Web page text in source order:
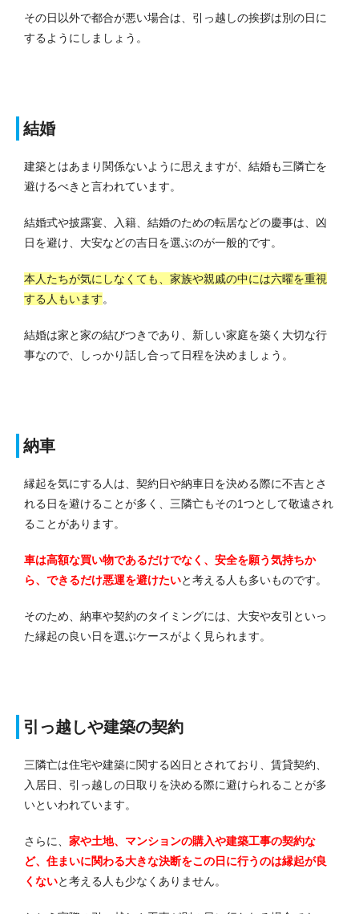
その日以外で都合が悪い場合は、引っ越しの挨拶は別の日に
するようにしましょう。
結婚
建築とはあまり関係ないように思えますが、結婚も三隣亡を
避けるべきと言われています。
結婚式や披露宴、入籍、結婚のための転居などの慶事は、凶
日を避け、大安などの吉日を選ぶのが一般的です。
本人たちが気にしなくても、家族や親戚の中には六曜を重視
する人もいます。
結婚は家と家の結びつきであり、新しい家庭を築く大切な行
事なので、しっかり話し合って日程を決めましょう。
納車
縁起を気にする人は、契約日や納車日を決める際に不吉とさ
れる日を避けることが多く、三隣亡もその1つとして敬遠され
ることがあります。
車は高額な買い物であるだけでなく、安全を願う気持ちか
ら、できるだけ悪運を避けたいと考える人も多いものです。
そのため、納車や契約のタイミングには、大安や友引といっ
た縁起の良い日を選ぶケースがよく見られます。
引っ越しや建築の契約
三隣亡は住宅や建築に関する凶日とされており、賃貸契約、
入居日、引っ越しの日取りを決める際に避けられることが多
いといわれています。
さらに、 家や土地、マンションの購入や建築工事の契約な
ど、住まいに関わる大きな決断をこの日に行うのは縁起が良
くないと考える人も少なくありません。